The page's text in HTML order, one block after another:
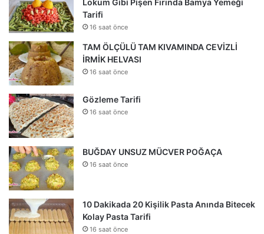
Tarifi
16 saat önce
TAM ÖLÇÜLÜ TAM KIVAMINDA CEVİZLİ
İRMİK HELVASI
16 saat önce
Gözleme Tarifi
16 saat önce
BUĞDAY UNSUZ MÜCVER POĞAÇA
16 saat önce
10 Dakikada 20 Kişilik Pasta Anında Bitecek
Kolay Pasta Tarifi
16 saat önce